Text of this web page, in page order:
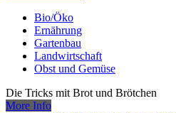
Bio/Öko
Ernährung
Gartenbau
Landwirtschaft
Obst und Gemüse
Die Tricks mit Brot und Brötchen
More Info